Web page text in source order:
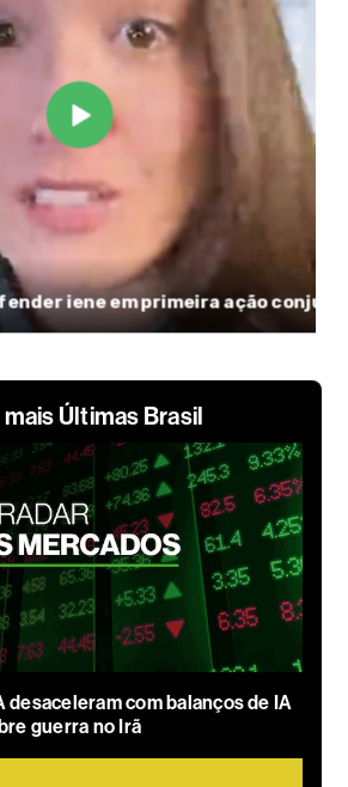
mais Últimas Brasil
desaceleram com balanços de IA
guerra no Irã